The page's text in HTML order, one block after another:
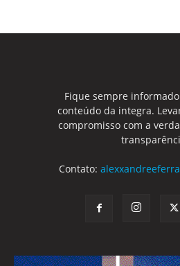
Fique sempre
conteúdo da integra.
compromisso com a
Contato: